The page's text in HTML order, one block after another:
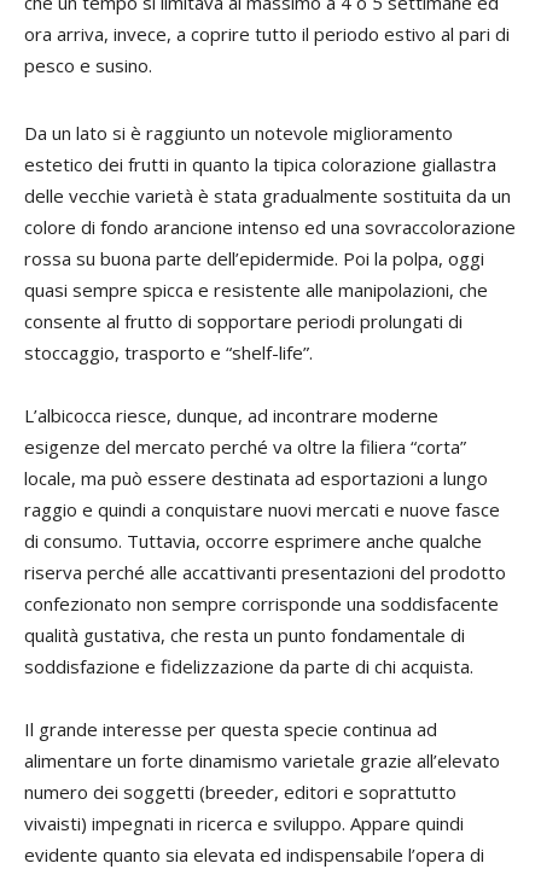
ora arriva, invece, a coprire tutto il periodo estivo al pari di
pesco e susino.
Da un lato si è raggiunto un notevole miglioramento
estetico dei frutti in quanto la tipica colorazione giallastra
delle vecchie varietà è stata gradualmente sostituita da un
colore di fondo arancione intenso ed una sovraccolorazione
rossa su buona parte dell’epidermide. Poi la polpa, oggi
quasi sempre spicca e resistente alle manipolazioni, che
consente al frutto di sopportare periodi prolungati di
stoccaggio, trasporto e “shelf-life”.
L’albicocca riesce, dunque, ad incontrare moderne
esigenze del mercato perché va oltre la filiera “corta”
locale, ma può essere destinata ad esportazioni a lungo
raggio e quindi a conquistare nuovi mercati e nuove fasce
di consumo. Tuttavia, occorre esprimere anche qualche
riserva perché alle accattivanti presentazioni del prodotto
confezionato non sempre corrisponde una soddisfacente
qualità gustativa, che resta un punto fondamentale di
soddisfazione e fidelizzazione da parte di chi acquista.
Il grande interesse per questa specie continua ad
alimentare un forte dinamismo varietale grazie all’elevato
numero dei soggetti (breeder, editori e soprattutto
vivaisti) impegnati in ricerca e sviluppo. Appare quindi
evidente quanto sia elevata ed indispensabile l’opera di